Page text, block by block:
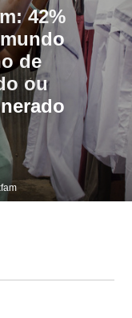
42%
de
ou